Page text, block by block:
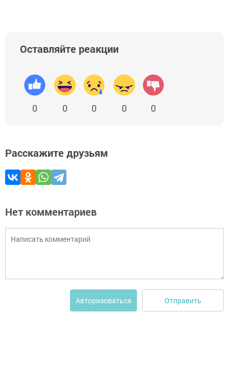
Оставляйте реакции
0 0 0 0 0
Расскажите друзьям
Нет комментариев
Авторизоваться Отправить